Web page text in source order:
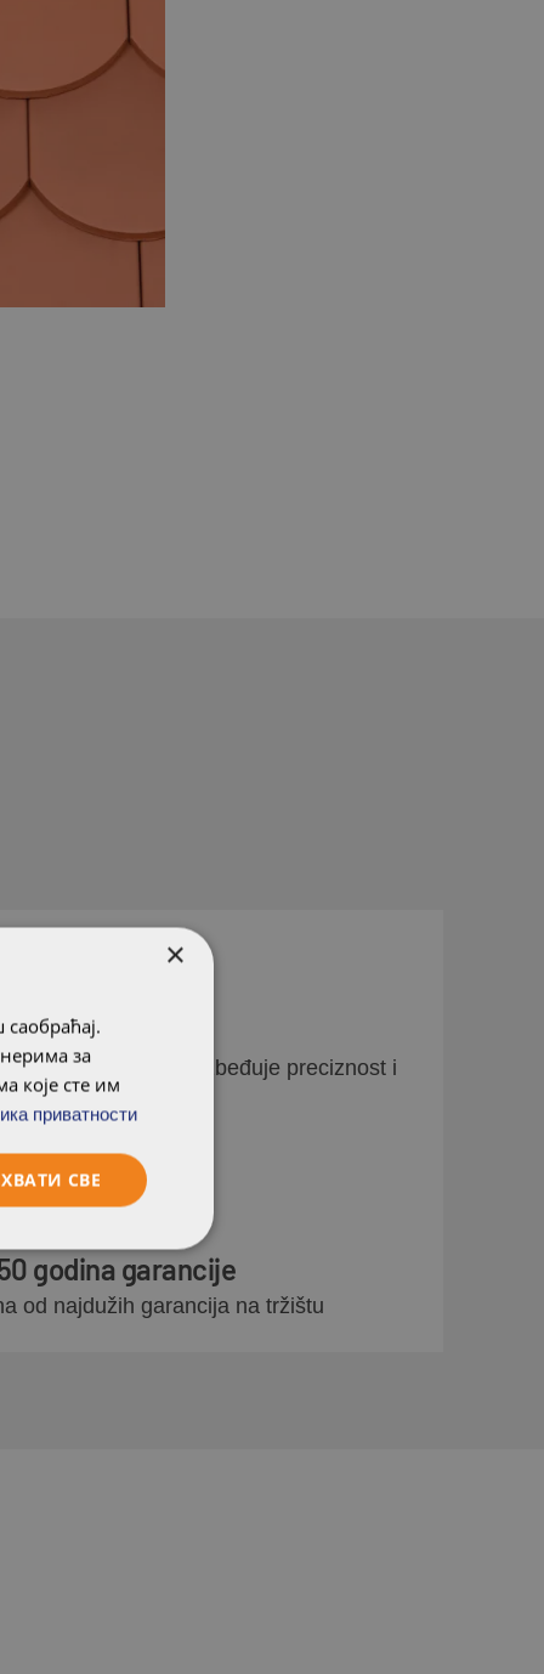
kvalitet
proizvodnja obezbeđuje preciznost i
godina garancije
od najdužih garancija na tržištu
×
за
које сте им
приватности
СВЕ